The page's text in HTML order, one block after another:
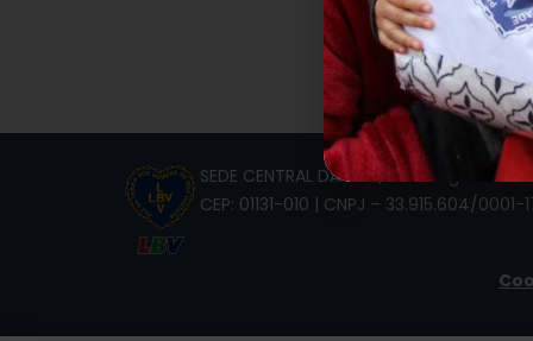
SEDE CENTRAL DA LBV | Rua Sérgio
CEP: 01131-010 | CNPJ – 33.915.604/